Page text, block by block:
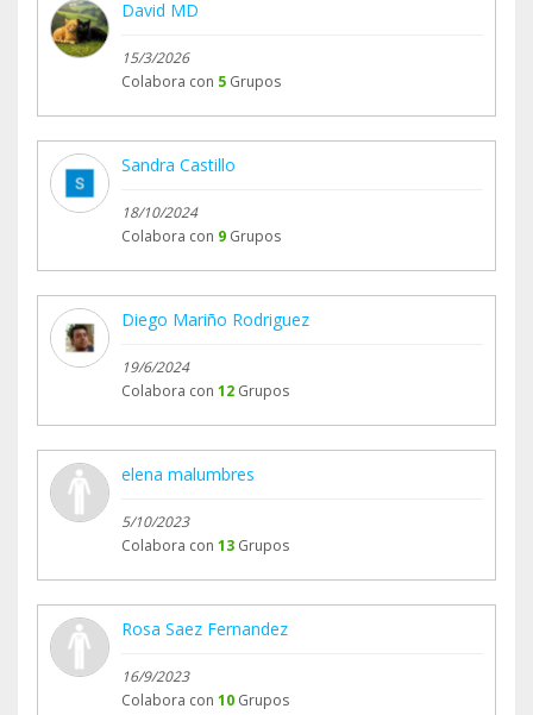
David MD
15/3/2026
Colabora con 5 Grupos
Sandra Castillo
18/10/2024
Colabora con 9 Grupos
Diego Mariño Rodriguez
19/6/2024
Colabora con 12 Grupos
elena malumbres
5/10/2023
Colabora con 13 Grupos
Rosa Saez Fernandez
16/9/2023
Colabora con 10 Grupos